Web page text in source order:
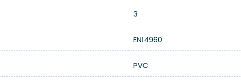
3
EN14960
PVC